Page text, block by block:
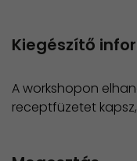
Kiegészítő
A workshopon
receptfüzetet